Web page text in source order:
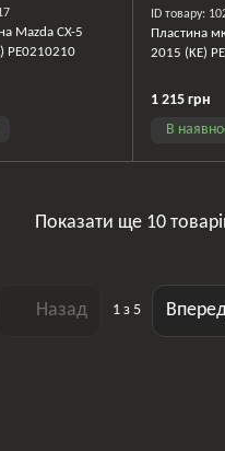
Mazda CX-5
PE0210210
ID товару:
Пластина
2015 (KE)
1 215 грн
В
Показати ще 10
Назад 1з 5